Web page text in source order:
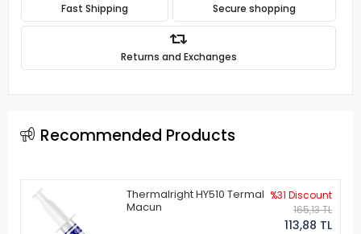
Fast Shipping Secure shopping
Returns and Exchanges
Recommended Products
Thermalright HY510 Termal
Macun
%31 Discount
165,13 TL
113,88 TL